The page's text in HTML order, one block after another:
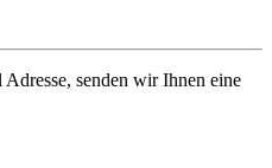
senden wir Ihnen eine